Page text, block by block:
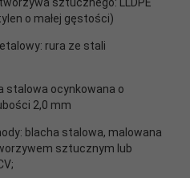
o małej gęstości)
rura ze stali
stalowa ocynkowana o
2,0 mm
blacha stalowa, malowana
sztucznym lub